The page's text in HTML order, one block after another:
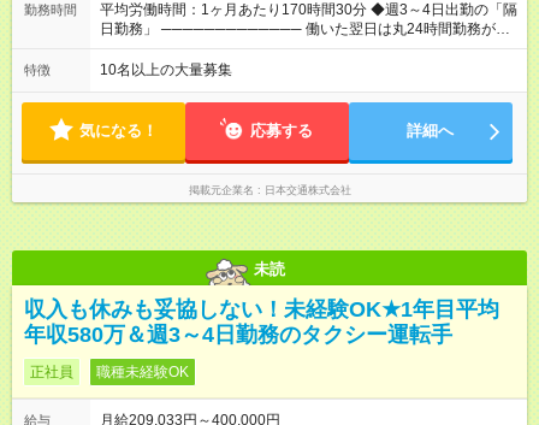
く」 ◆業界最高水準の歩合率で還元！ ───────────────
売上の62%が歩合や賞与として還元されるため、頑張った分だ
も！ 【試用期間】試用期間あり 試用期間の長さ：3ヶ月 雇用形
態、給与は本採用時と同じです。 試用期間中の労働条件は本採
用と同じです。
勤務時間
平均労働時間：1ヶ月あたり170時間30分 ◆週3～4日出勤の「隔
日勤務」 ───────────── 働いた翌日は丸24時間勤務が入
りません。 ◆最も稼ぎやすい時間帯で勤務
───────────── シフトは、15：00～翌10：00 ※月間労働
7.5h ※残業は基本的にありません 平均労働時間：1ヶ月あたり
170時間30分 ◆週3～4日出勤の「隔日勤務」
───────────── 働いた翌日は丸24時間勤務が入りませ
ん。 ◆最も稼ぎやすい時間帯で勤務 ───────────── シフ
トは、15：00～翌10：00 ※月間労働時間170.5h ※1回の乗務は
15.5h（休憩3h） ※研修中は実働時間7.5h ※残業は基本的にあり
特徴 10名以上の大量募集
気になる！ 応募する 詳細へ
掲載元企業名 日本交通株式会社
未読
収入も休みも妥協しない！未経験OK★1年目平均
年収580万＆週3～4日勤務のタクシー運転手
正社員 職種未経験OK
給与
月給209,033円～400,000円